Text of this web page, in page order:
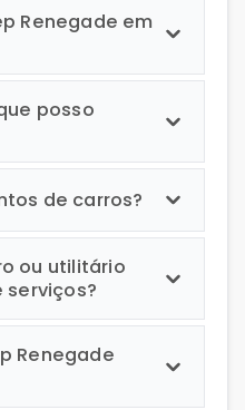
Renegade em
posso
de carros?
ou utilitário
serviços?
Renegade